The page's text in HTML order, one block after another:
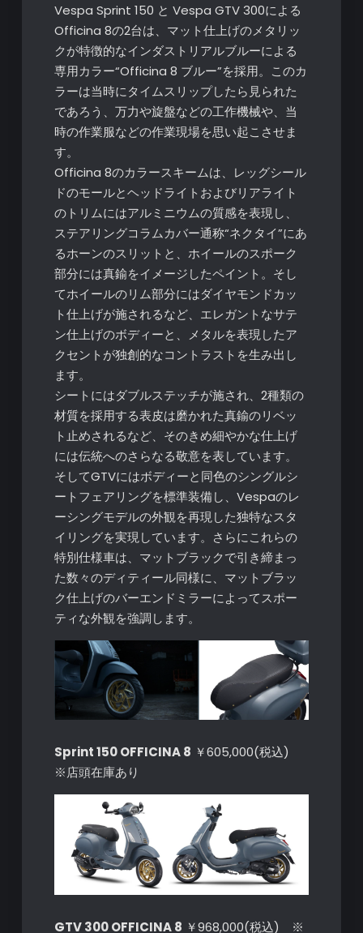
Vespa Sprint 150 と Vespa GTV 300による
Officina 8の2台は、マット仕上げのメタリッ
クが特徴的なインダストリアルブルーによる
専用カラー“Officina 8 ブルー”を採用。このカ
ラーは当時にタイムスリップしたら見られた
であろう、万力や旋盤などの工作機械や、当
時の作業服などの作業現場を思い起こさせま
す。
Officina 8のカラースキームは、レッグシール
ドのモールとヘッドライトおよびリアライト
のトリムにはアルミニウムの質感を表現し、
ステアリングコラムカバー通称“ネクタイ”にあ
るホーンのスリットと、ホイールのスポーク
部分には真鍮をイメージしたペイント。そし
てホイールのリム部分にはダイヤモンドカッ
ト仕上げが施されるなど、エレガントなサテ
ン仕上げのボディーと、メタルを表現したア
クセントが独創的なコントラストを生み出し
ます。
シートにはダブルステッチが施され、2種類の
材質を採用する表皮は磨かれた真鍮のリベッ
ト止めされるなど、そのきめ細やかな仕上げ
には伝統へのさらなる敬意を表しています。
そしてGTVにはボディーと同色のシングルシ
ートフェアリングを標準装備し、Vespaのレ
ーシングモデルの外観を再現した独特なスタ
イリングを実現しています。さらにこれらの
特別仕様車は、マットブラックで引き締まっ
た数々のディティール同様に、マットブラッ
ク仕上げのバーエンドミラーによってスポー
ティな外観を強調します。
Sprint 150 OFFICINA 8 ￥605,000(税込)
※店頭在庫あり
GTV 300 OFFICINA 8 ￥968,000(税込) ※